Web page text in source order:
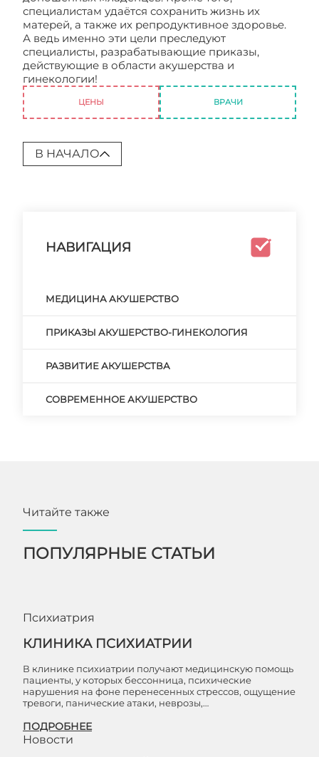
специалистам удаётся сохранить жизнь их
матерей, а также их репродуктивное здоровье.
А ведь именно эти цели преследуют
специалисты, разрабатывающие приказы,
действующие в области акушерства и
гинекологии!
ЦЕНЫ ВРАЧИ
В НАЧАЛО
НАВИГАЦИЯ
МЕДИЦИНА АКУШЕРСТВО
ПРИКАЗЫ АКУШЕРСТВО-ГИНЕКОЛОГИЯ
РАЗВИТИЕ АКУШЕРСТВА
СОВРЕМЕННОЕ АКУШЕРСТВО
Читайте также
ПОПУЛЯРНЫЕ СТАТЬИ
Психиатрия
КЛИНИКА ПСИХИАТРИИ
В клинике психиатрии получают медицинскую помощь
пациенты, у которых бессонница, психические
нарушения на фоне перенесенных стрессов, ощущение
тревоги, панические атаки, неврозы,…
ПОДРОБНЕЕ
Новости